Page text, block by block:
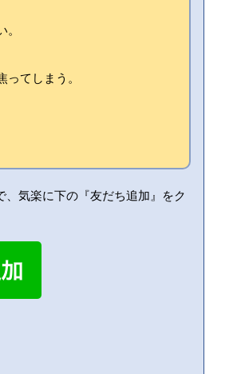
てしまう。
気楽に下の『友だち追加』をク